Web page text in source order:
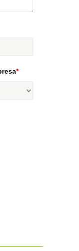
*